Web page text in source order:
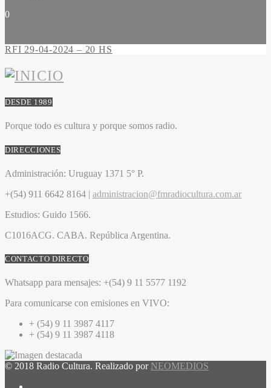
0
RFI 29-04-2024 – 20 HS
DESDE 1989
Porque todo es cultura y porque somos radio.
DIRECCIONES
Administración: Uruguay 1371 5° P.
+(54) 911 6642 8164 | administracion@fmradiocultura.com.ar
Estudios: Guido 1566.
C1016ACG. CABA. República Argentina.
CONTACTO DIRECTO
Whatsapp para mensajes: +(54) 9 11 5577 1192
Para comunicarse con emisiones en VIVO:
+ (54) 9 11 3987 4117
+ (54) 9 11 3987 4118
© 2018 Radio Cultura. Realizado por NEOMEDIOS